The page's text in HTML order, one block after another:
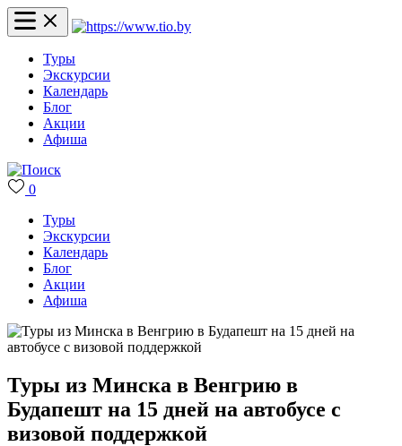
Туры
Экскурсии
Календарь
Блог
Акции
Афиша
0
Туры
Экскурсии
Календарь
Блог
Акции
Афиша
Туры из Минска в Венгрию в
Будапешт на 15 дней на автобусе с
визовой поддержкой